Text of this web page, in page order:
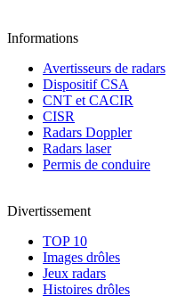
Informations
Avertisseurs de radars
Dispositif CSA
CNT et CACIR
CISR
Radars Doppler
Radars laser
Permis de conduire
Divertissement
TOP 10
Images drôles
Jeux radars
Histoires drôles